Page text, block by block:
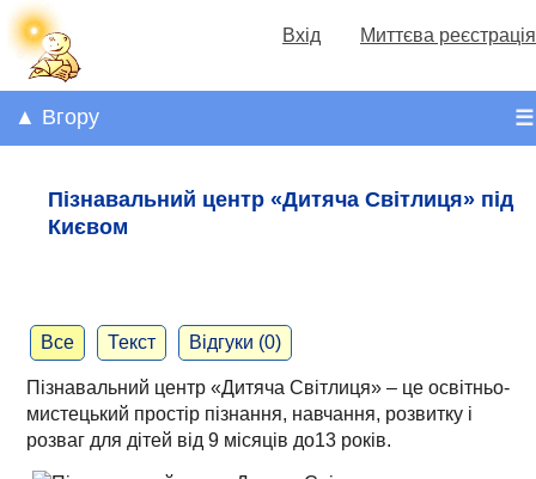
Вхід Миттєва реєстрація
☰
▲ Вгору
Пізнавальний центр «Дитяча Світлиця» під
Києвом
Все Текст Відгуки (0)
Пізнавальний центр «Дитяча Світлиця» – це освітньо-
мистецький простір пізнання, навчання, розвитку і
розваг для дітей від 9 місяців до13 років.